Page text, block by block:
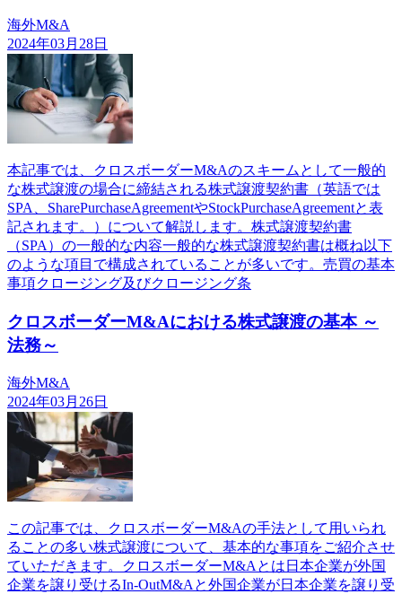
海外M&A
2024年03月28日
本記事では、クロスボーダーM&Aのスキームとして一般的
な株式譲渡の場合に締結される株式譲渡契約書（英語では
SPA、SharePurchaseAgreementやStockPurchaseAgreementと表
記されます。）について解説します。株式譲渡契約書
（SPA）の一般的な内容一般的な株式譲渡契約書は概ね以下
のような項目で構成されていることが多いです。売買の基本
事項クロージング及びクロージング条
クロスボーダーM&Aにおける株式譲渡の基本 ～
法務～
海外M&A
2024年03月26日
この記事では、クロスボーダーM&Aの手法として用いられ
ることの多い株式譲渡について、基本的な事項をご紹介させ
ていただきます。クロスボーダーM&Aとは日本企業が外国
企業を譲り受けるIn-OutM&Aと外国企業が日本企業を譲り受